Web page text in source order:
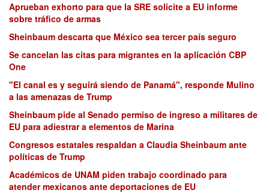
Aprueban exhorto para que la SRE solicite a EU informe
sobre tráfico de armas
Sheinbaum descarta que México sea tercer país seguro
Se cancelan las citas para migrantes en la aplicación CBP
One
"El canal es y seguirá siendo de Panamá", responde Mulino
a las amenazas de Trump
Sheinbaum pide al Senado permiso de ingreso a militares de
EU para adiestrar a elementos de Marina
Congresos estatales respaldan a Claudia Sheinbaum ante
políticas de Trump
Académicos de UNAM piden trabajo coordinado para
atender mexicanos ante deportaciones de EU